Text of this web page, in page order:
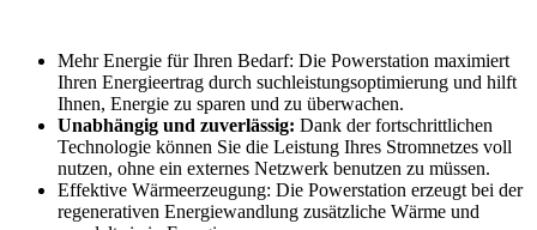
Mehr Energie für Ihren Bedarf: Die Powerstation maximiert
Ihren Energieertrag durch suchleistungsoptimierung und hilft
Ihnen, Energie zu sparen und zu überwachen.
Unabhängig und zuverlässig: Dank der fortschrittlichen
Technologie können Sie die Leistung Ihres Stromnetzes voll
nutzen, ohne ein externes Netzwerk benutzen zu müssen.
Effektive Wärmeerzeugung: Die Powerstation erzeugt bei der
regenerativen Energiewandlung zusätzliche Wärme und